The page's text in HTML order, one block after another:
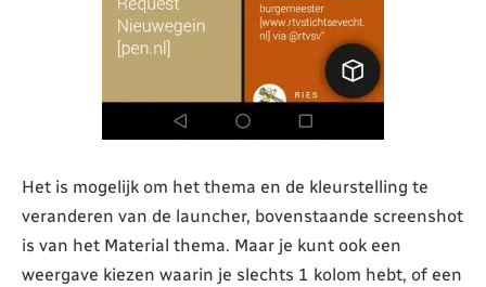
Het is mogelijk om het thema en de kleurstelling te
veranderen van de launcher, bovenstaande screenshot
is van het Material thema. Maar je kunt ook een
weergave kiezen waarin je slechts 1 kolom hebt, of een